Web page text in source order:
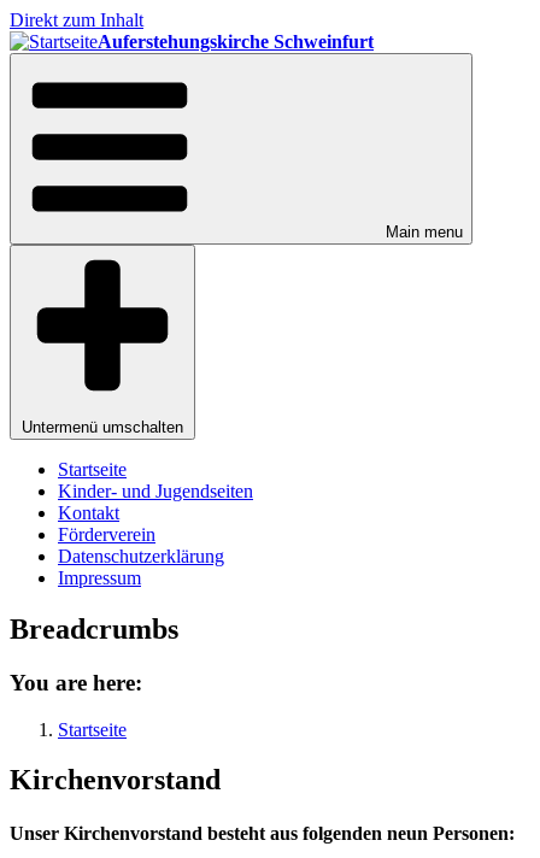
Direkt zum Inhalt
Auferstehungskirche Schweinfurt
Main menu
Untermenü umschalten
Startseite
Kinder- und Jugendseiten
Kontakt
Förderverein
Datenschutzerklärung
Impressum
Breadcrumbs
You are here:
Startseite
Kirchenvorstand
Unser Kirchenvorstand besteht aus folgenden neun Personen: